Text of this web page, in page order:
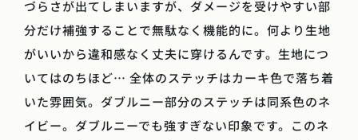
づらさが出てしまいますが、ダメージを受けやすい部
分だけ補強することで無駄なく機能的に。何より生地
がいいから違和感なく丈夫に穿けるんです。生地につ
いてはのちほど… 全体のステッチはカーキ色で落ち着
いた雰囲気。ダブルニー部分のステッチは同系色のネ
イビー。ダブルニーでも強すぎない印象です。このネ